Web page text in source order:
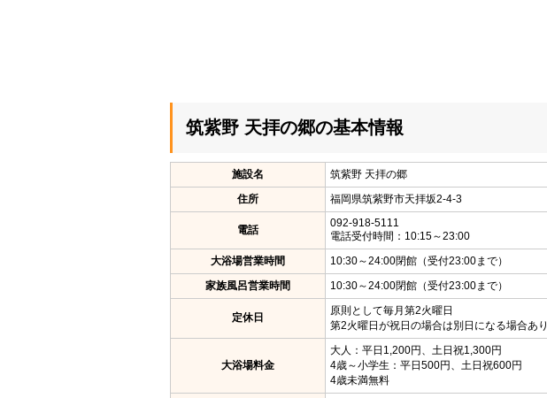
筑紫野 天拝の郷の基本情報
施設名
筑紫野 天拝の郷
住所
福岡県筑紫野市天拝坂2-4-3
電話
092-918-5111
電話受付時間：10:15～23:00
大浴場営業時間
10:30～24:00閉館（受付23:00まで）
家族風呂営業時間
10:30～24:00閉館（受付23:00まで）
定休日
原則として毎月第2火曜日
第2火曜日が祝日の場合は別日になる場合あり
大浴場料金
大人：平日1,200円、土日祝1,300円
4歳～小学生：平日500円、土日祝600円
4歳未満無料